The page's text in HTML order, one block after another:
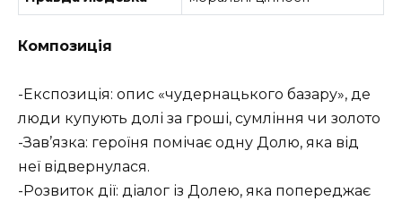
Композиція
-Експозиція: опис «чудернацького базару», де
люди купують долі за гроші, сумління чи золото
-Зав’язка: героїня помічає одну Долю, яка від
неї відвернулася.
-Розвиток дії: діалог із Долею, яка попереджає